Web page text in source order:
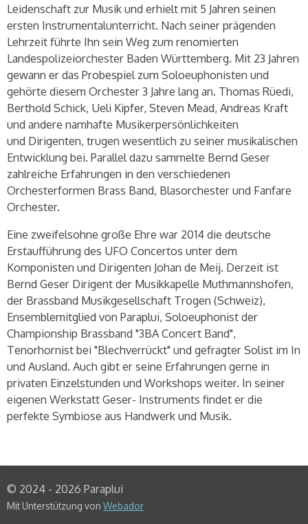
Leidenschaft zur Musik und erhielt mit 5 Jahren seinen
ersten Instrumentalunterricht. Nach seiner prägenden
Lehrzeit führte Ihn sein Weg zum renomierten
Landespolizeiorchester Baden Württemberg. Mit 23 Jahren
gewann er das Probespiel zum Soloeuphonisten und
gehörte diesem Orchester 3 Jahre lang an. Thomas Rüedi,
Berthold Schick, Ueli Kipfer, Steven Mead, Andreas Kraft
und andere namhafte Musikerpersönlichkeiten
und Dirigenten, trugen wesentlich zu seiner musikalischen
Entwicklung bei. Parallel dazu sammelte Bernd Geser
zahlreiche Erfahrungen in den verschiedenen
Orchesterformen Brass Band, Blasorchester und Fanfare
Orchester.
Eine zweifelsohne große Ehre war 2014 die deutsche
Erstaufführung des UFO Concertos unter dem
Komponisten und Dirigenten Johan de Meij. Derzeit ist
Bernd Geser Dirigent der Musikkapelle Muthmannshofen,
der Brassband Musikgesellschaft Trogen (Schweiz),
Ensemblemitglied von Paraplui, Soloeuphonist der
Championship Brassband "3BA Concert Band",
Tenorhornist bei "Blechverrückt" und gefragter Solist im In
und Ausland. Auch gibt er seine Erfahrungen gerne in
privaten Einzelstunden und Workshops weiter. In seiner
eigenen Werkstatt Geser- Instruments findet er die
perfekte Symbiose aus Handwerk und Musik.
© 2024 - 2026 Paraplui
Mit Unterstützung von Webador